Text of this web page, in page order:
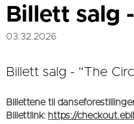
Billett salg
03.32.2026
Billett salg - "The
Billettene til
Billettlink: https://